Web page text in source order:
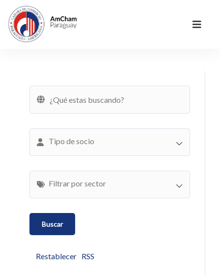
Tipo de socio
Filtrar por sector
Restablecer RSS